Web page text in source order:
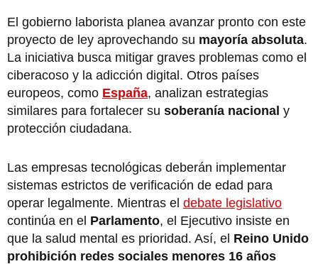
El gobierno laborista planea avanzar pronto con este
proyecto de ley aprovechando su mayoría absoluta.
La iniciativa busca mitigar graves problemas como el
ciberacoso y la adicción digital. Otros países
europeos, como España, analizan estrategias
similares para fortalecer su soberanía nacional y
protección ciudadana.
Las empresas tecnológicas deberán implementar
sistemas estrictos de verificación de edad para
operar legalmente. Mientras el debate legislativo
continúa en el Parlamento, el Ejecutivo insiste en
que la salud mental es prioridad. Así, el Reino Unido
prohibición redes sociales menores 16 años